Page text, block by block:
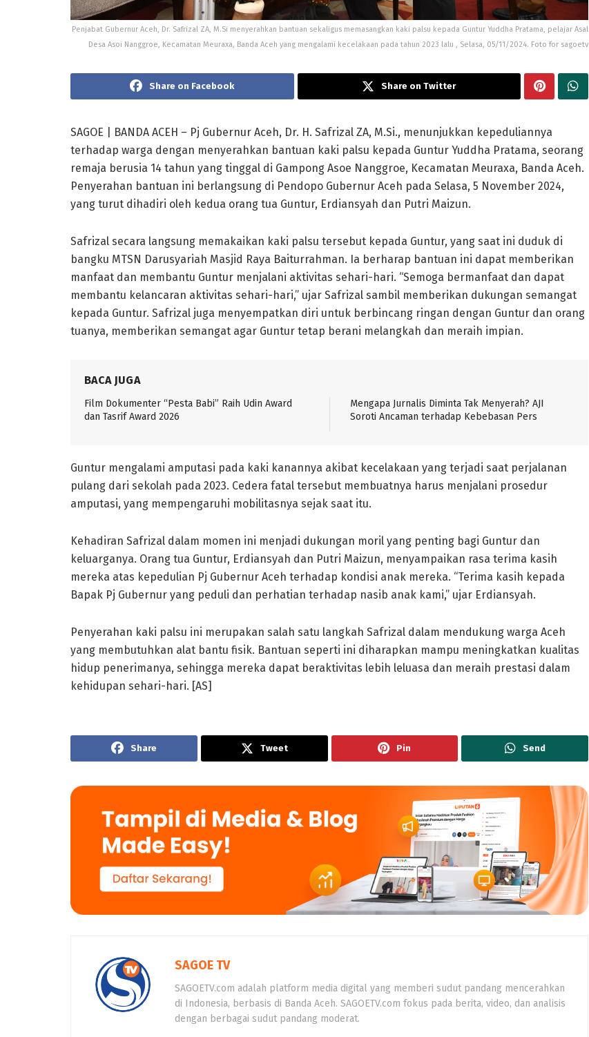
Penjabat Gubernur Aceh, Dr. Safrizal ZA, M.Si menyerahkan bantuan sekaligus memasangkan kaki palsu kepada Guntur Yuddha Pratama, pelajar Asal
Desa Asoi Nanggroe, Kecamatan Meuraxa, Banda Aceh yang mengalami kecelakaan pada tahun 2023 lalu , Selasa, 05/11/2024. Foto for sagoetv
Share on Facebook Share on Twitter
SAGOE | BANDA ACEH – Pj Gubernur Aceh, Dr. H. Safrizal ZA, M.Si., menunjukkan kepeduliannya
terhadap warga dengan menyerahkan bantuan kaki palsu kepada Guntur Yuddha Pratama, seorang
remaja berusia 14 tahun yang tinggal di Gampong Asoe Nanggroe, Kecamatan Meuraxa, Banda Aceh.
Penyerahan bantuan ini berlangsung di Pendopo Gubernur Aceh pada Selasa, 5 November 2024,
yang turut dihadiri oleh kedua orang tua Guntur, Erdiansyah dan Putri Maizun.
Safrizal secara langsung memakaikan kaki palsu tersebut kepada Guntur, yang saat ini duduk di
bangku MTSN Darusyariah Masjid Raya Baiturrahman. Ia berharap bantuan ini dapat memberikan
manfaat dan membantu Guntur menjalani aktivitas sehari-hari. “Semoga bermanfaat dan dapat
membantu kelancaran aktivitas sehari-hari,” ujar Safrizal sambil memberikan dukungan semangat
kepada Guntur. Safrizal juga menyempatkan diri untuk berbincang ringan dengan Guntur dan orang
tuanya, memberikan semangat agar Guntur tetap berani melangkah dan meraih impian.
BACA JUGA
Film Dokumenter “Pesta Babi” Raih Udin Award
dan Tasrif Award 2026
Mengapa Jurnalis Diminta Tak Menyerah? AJI
Soroti Ancaman terhadap Kebebasan Pers
Guntur mengalami amputasi pada kaki kanannya akibat kecelakaan yang terjadi saat perjalanan
pulang dari sekolah pada 2023. Cedera fatal tersebut membuatnya harus menjalani prosedur
amputasi, yang mempengaruhi mobilitasnya sejak saat itu.
Kehadiran Safrizal dalam momen ini menjadi dukungan moril yang penting bagi Guntur dan
keluarganya. Orang tua Guntur, Erdiansyah dan Putri Maizun, menyampaikan rasa terima kasih
mereka atas kepedulian Pj Gubernur Aceh terhadap kondisi anak mereka. “Terima kasih kepada
Bapak Pj Gubernur yang peduli dan perhatian terhadap nasib anak kami,” ujar Erdiansyah.
Penyerahan kaki palsu ini merupakan salah satu langkah Safrizal dalam mendukung warga Aceh
yang membutuhkan alat bantu fisik. Bantuan seperti ini diharapkan mampu meningkatkan kualitas
hidup penerimanya, sehingga mereka dapat beraktivitas lebih leluasa dan meraih prestasi dalam
kehidupan sehari-hari. [AS]
Share Tweet Pin Send
SAGOE TV
SAGOETV.com adalah platform media digital yang memberi sudut pandang mencerahkan
di Indonesia, berbasis di Banda Aceh. SAGOETV.com fokus pada berita, video, dan analisis
dengan berbagai sudut pandang moderat.